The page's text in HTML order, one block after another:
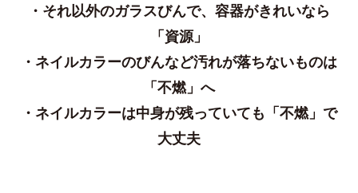
・それ以外のガラスびんで、容器がきれいなら
「資源」
・ネイルカラーのびんなど汚れが落ちないものは
「不燃」へ
・ネイルカラーは中身が残っていても「不燃」で
大丈夫